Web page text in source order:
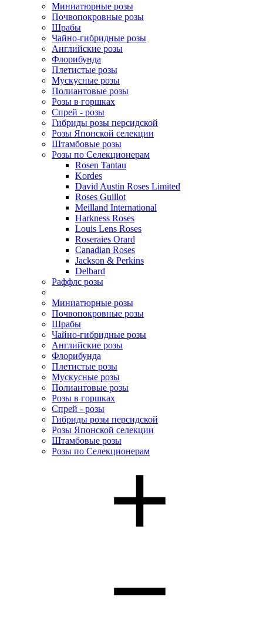
Миниатюрные розы
Почвопокровные розы
Шрабы
Чайно-гибридные розы
Английские розы
Флорибунда
Плетистые розы
Мускусные розы
Полиантовые розы
Розы в горшках
Спрей - розы
Гибриды розы персидской
Розы Японской селекции
Штамбовые розы
Розы по Селекционерам
Rosen Tantau
Kordes
David Austin Roses Limited
Roses Guillot
Meilland International
Harkness Roses
Louis Lens Roses
Roseraies Orard
Canadian Roses
Jackson & Perkins
Delbard
Раффлс розы
Миниатюрные розы
Почвопокровные розы
Шрабы
Чайно-гибридные розы
Английские розы
Флорибунда
Плетистые розы
Мускусные розы
Полиантовые розы
Розы в горшках
Спрей - розы
Гибриды розы персидской
Розы Японской селекции
Штамбовые розы
Розы по Селекционерам